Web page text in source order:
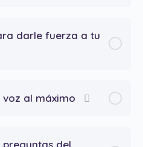
darle fuerza a tu
voz al máximo
preguntas del